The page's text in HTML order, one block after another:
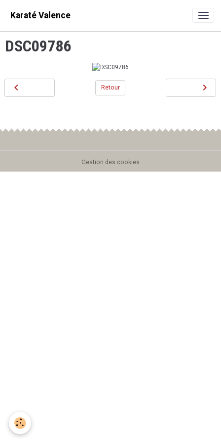
Karaté Valence
DSC09786
Retour
Gestion des cookies